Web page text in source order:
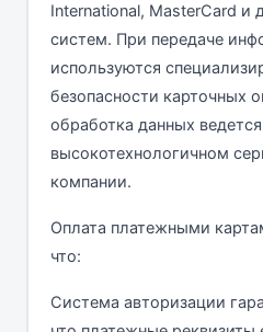
International, MasterCard и
систем. При передаче
используются
безопасности карточных
обработка данных
высокотехнологичном
компании.
Оплата платежными
что:
Система авторизации